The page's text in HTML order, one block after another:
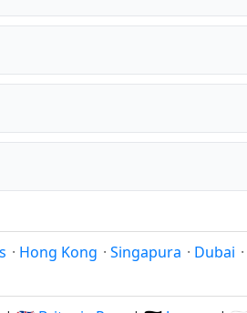
· Hong Kong · Singapura · Dubai ·